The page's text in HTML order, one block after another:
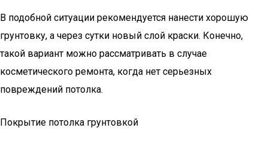
В подобной ситуации рекомендуется нанести хорошую
грунтовку, а через сутки новый слой краски. Конечно,
такой вариант можно рассматривать в случае
косметического ремонта, когда нет серьезных
повреждений потолка.
Покрытие потолка грунтовкой